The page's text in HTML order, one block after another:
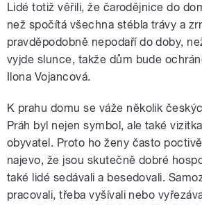
Lidé totiž věřili, že čarodějnice do
než spočítá všechna stébla trávy a
pravděpodobně nepodaří do doby,
vyjde slunce, takže dům bude
Ilona Vojancová.
K prahu domu se váže několik
Práh byl nejen symbol, ale také
obyvatel. Proto ho ženy často
najevo, že jsou skutečně dobré
také lidé sedávali a besedovali.
pracovali, třeba vyšívali nebo